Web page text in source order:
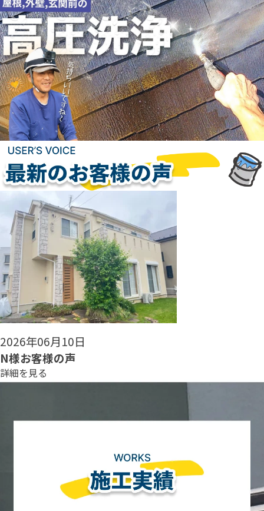
2026年06月08日
N様お客様の声
詳細を見る